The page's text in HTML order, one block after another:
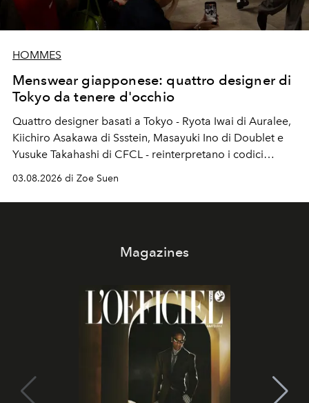
HOMMES
Menswear giapponese: quattro designer di
Tokyo da tenere d'occhio
Quattro designer basati a Tokyo - Ryota Iwai di Auralee,
Kiichiro Asakawa di Ssstein, Masayuki Ino di Doublet e
Yusuke Takahashi di CFCL - reinterpretano i codici
estetici che hanno reso unico il menswear giapponese.
03.08.2026 di Zoe Suen
Magazines